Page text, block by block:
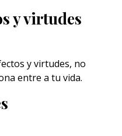
y virtudes
y virtudes, no
entre a tu vida.